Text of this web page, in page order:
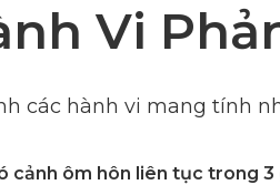
Vi
các hành vi mang tính
cảnh ôm hôn liên tục trong 3